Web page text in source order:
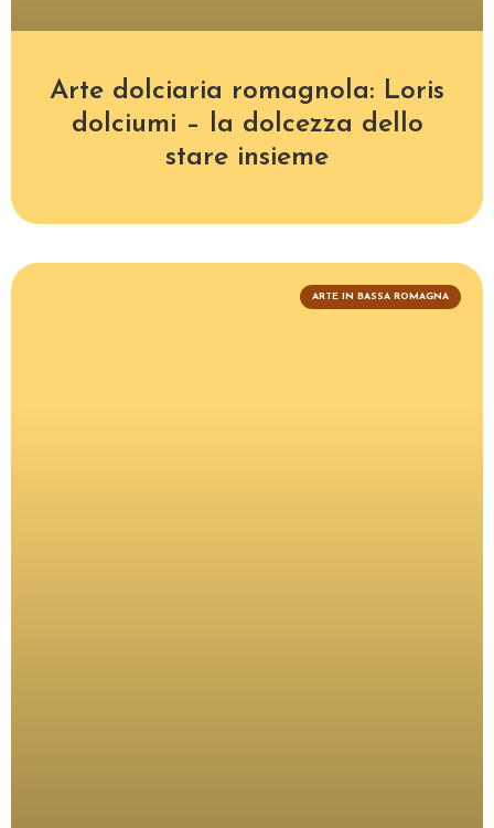
Arte dolciaria romagnola: Loris
dolciumi – la dolcezza dello
stare insieme
ARTE IN BASSA ROMAGNA